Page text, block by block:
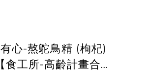
有心-熬鴕鳥精 (枸杞)
【食工所-高齡計畫合作